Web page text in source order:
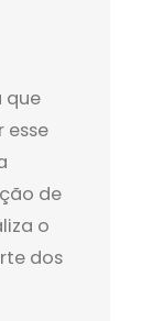
que
esse
de
o
dos